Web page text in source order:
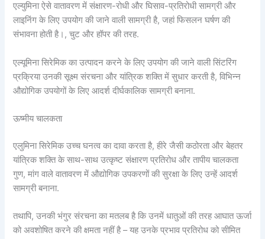
एल्युमिना ऐसे वातावरण में संक्षारण-रोधी और घिसाव-प्रतिरोधी सामग्री और
लाइनिंग के लिए उपयोग की जाने वाली सामग्री है, जहां फिसलन घर्षण की
संभावना होती है।, चुट और हॉपर की तरह.
एल्यूमिना सिरेमिक का उत्पादन करने के लिए उपयोग की जाने वाली सिंटरिंग
प्रक्रिया उनकी सूक्ष्म संरचना और यांत्रिक शक्ति में सुधार करती है, विभिन्न
औद्योगिक उपयोगों के लिए आदर्श दीर्घकालिक सामग्री बनाना.
ऊष्मीय चालकता
एलुमिना सिरेमिक उच्च घनत्व का दावा करता है, हीरे जैसी कठोरता और बेहतर
यांत्रिक शक्ति के साथ-साथ उत्कृष्ट संक्षारण प्रतिरोध और तापीय चालकता
गुण, मांग वाले वातावरण में औद्योगिक उपकरणों की सुरक्षा के लिए उन्हें आदर्श
सामग्री बनाना.
तथापि, उनकी भंगुर संरचना का मतलब है कि उनमें धातुओं की तरह आघात ऊर्जा
को अवशोषित करने की क्षमता नहीं है – यह उनके प्रभाव प्रतिरोध को सीमित